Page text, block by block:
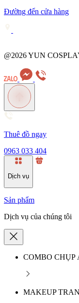
Đường đến cửa hàng
@2026 YUN
Thuê đồ ngay
0963 033 404
Dịch vụ
Sản phẩm
Dịch vụ của chúng tôi
COMBO
MAKEUP